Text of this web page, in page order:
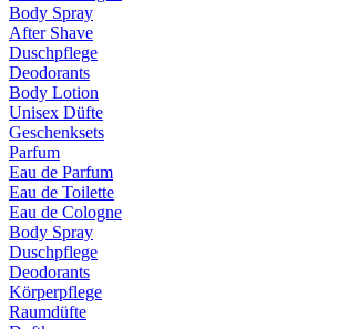
Body Spray
After Shave
Duschpflege
Deodorants
Body Lotion
Unisex Düfte
Geschenksets
Parfum
Eau de Parfum
Eau de Toilette
Eau de Cologne
Body Spray
Duschpflege
Deodorants
Körperpflege
Raumdüfte